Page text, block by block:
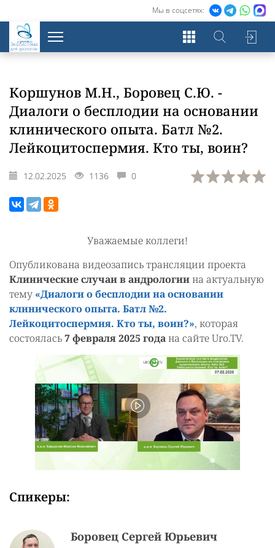
Мы в соцсетях:
Экосистема
для урологов
Коршунов М.Н., Боровец С.Ю. -
Диалоги о бесплодии на основании
клинического опыта. Батл №2.
Лейкоцитоспермия. Кто ты, воин?
12.02.2025 1136 0
Уважаемые коллеги!
Опубликована видеозапись трансляции проекта
‎Клинические случаи в андрологиина актуальную
тему «Диалоги о бесплодии на основании
клинического опыта. Батл №2.
Лейкоцитоспермия. Кто ты, воин?», которая
состоялась7 февраля 2025 годана сайте Uro.TV.
Спикеры:
Боровец Сергей Юрьевич